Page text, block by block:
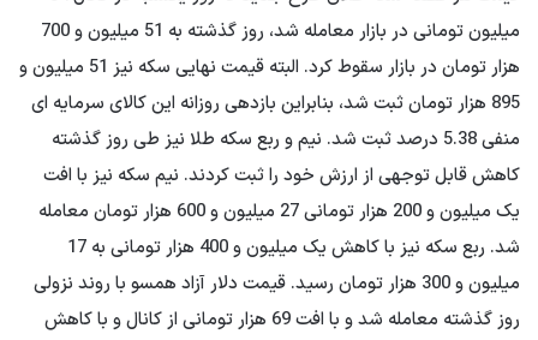
میلیون تومانی در بازار معامله شد، روز گذشته به 51 میلیون و 700
هزار تومان در بازار سقوط کرد. البته قیمت نهایی سکه نیز 51 میلیون و
895 هزار تومان ثبت شد، بنابراین بازدهی روزانه این کالای سرمایه ای
منفی 5.38 درصد ثبت شد. نیم و ربع سکه طلا نیز طی روز گذشته
کاهش قابل توجهی از ارزش خود را ثبت کردند. نیم سکه نیز با افت
یک میلیون و 200 هزار تومانی 27 میلیون و 600 هزار تومان معامله
شد. ربع سکه نیز با کاهش یک میلیون و 400 هزار تومانی به 17
میلیون و 300 هزار تومان رسید. قیمت دلار آزاد همسو با روند نزولی
روز گذشته معامله شد و با افت 69 هزار تومانی از کانال و با کاهش